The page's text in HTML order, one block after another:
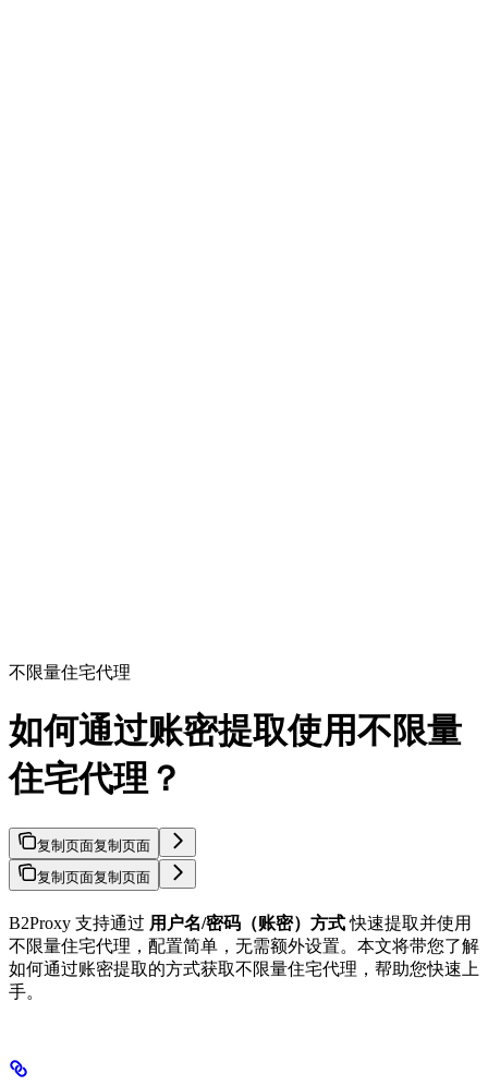
不限量住宅代理
如何通过账密提取使用不限量
住宅代理？
复制页面复制页面
复制页面复制页面
B2Proxy 支持通过 用户名/密码（账密）方式快速提取并使用
不限量住宅代理，配置简单，无需额外设置。本文将带您了解
如何通过账密提取的方式获取不限量住宅代理，帮助您快速上
手。